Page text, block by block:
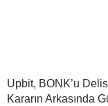
Upbit, BONK’u
Kararın Arkasında